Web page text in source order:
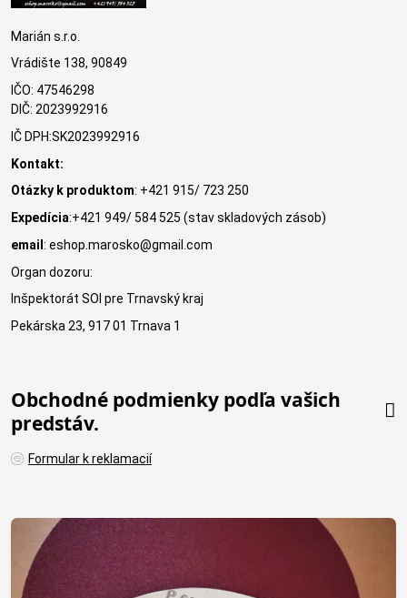
Marián s.r.o.
Vrádište 138, 90849
IČO: 47546298
DIČ: 2023992916
IČ DPH:SK2023992916
Kontakt:
Otázky k produktom: +421 915/ 723 250
Expedícia:+421 949/ 584 525 (stav skladových zásob)
email : eshop.marosko@gmail.com
Organ dozoru:
Inšpektorát SOI pre Trnavský kraj
Pekárska 23, 917 01 Trnava 1
Obchodné podmienky podľa vašich
predstáv.
Formular k reklamacií